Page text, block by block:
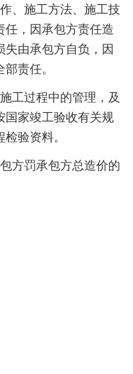
、施工方法、施工技
任，因承包方责任造
由承包方自负，因
责任。
工过程中的管理，及
国家竣工验收有关规
验资料。
方罚承包方总造价的